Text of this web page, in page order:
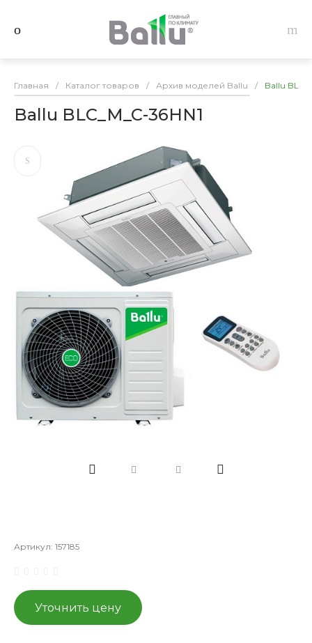
Главная / Каталог товаров / Архив моделей Ballu / Ballu
Ballu BLC_M_C-36HN1
Артикул: 157185
Уточнить цену